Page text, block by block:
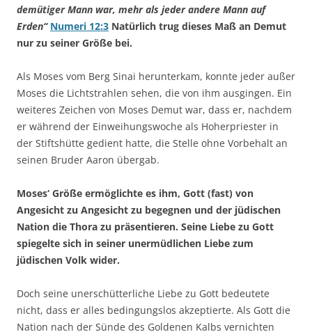
demütiger Mann war, mehr als jeder andere Mann auf
Erden“ Numeri 12:3 Natürlich trug dieses Maß an Demut
nur zu seiner Größe bei.
Als Moses vom Berg Sinai herunterkam, konnte jeder außer
Moses die Lichtstrahlen sehen, die von ihm ausgingen. Ein
weiteres Zeichen von Moses Demut war, dass er, nachdem
er während der Einweihungswoche als Hoherpriester in
der Stiftshütte gedient hatte, die Stelle ohne Vorbehalt an
seinen Bruder Aaron übergab.
Moses‘ Größe ermöglichte es ihm, Gott (fast) von
Angesicht zu Angesicht zu begegnen und der jüdischen
Nation die Thora zu präsentieren. Seine Liebe zu Gott
spiegelte sich in seiner unermüdlichen Liebe zum
jüdischen Volk wider.
Doch seine unerschütterliche Liebe zu Gott bedeutete
nicht, dass er alles bedingungslos akzeptierte. Als Gott die
Nation nach der Sünde des Goldenen Kalbs vernichten